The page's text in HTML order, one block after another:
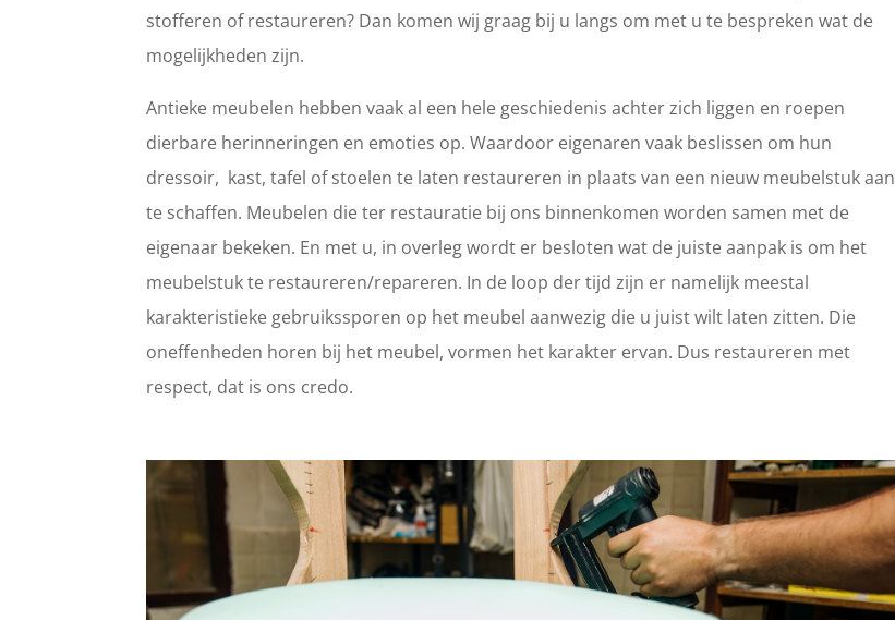
stofferen of restaureren? Dan komen wij graag bij u langs om met u te bespreken wat de
mogelijkheden zijn.
Antieke meubelen hebben vaak al een hele geschiedenis achter zich liggen en roepen
dierbare herinneringen en emoties op. Waardoor eigenaren vaak beslissen om hun
dressoir, kast, tafel of stoelen te laten restaureren in plaats van een nieuw meubelstuk aan
te schaffen. Meubelen die ter restauratie bij ons binnenkomen worden samen met de
eigenaar bekeken. En met u, in overleg wordt er besloten wat de juiste aanpak is om het
meubelstuk te restaureren/repareren. In de loop der tijd zijn er namelijk meestal
karakteristieke gebruikssporen op het meubel aanwezig die u juist wilt laten zitten. Die
oneffenheden horen bij het meubel, vormen het karakter ervan. Dus restaureren met
respect, dat is ons credo.